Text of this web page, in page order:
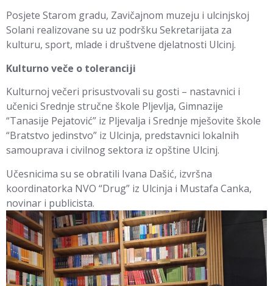
Posjete Starom gradu, Zavičajnom muzeju i ulcinjskoj
Solani realizovane su uz podršku Sekretarijata za
kulturu, sport, mlade i društvene djelatnosti Ulcinj.
Kulturno veče o toleranciji
Kulturnoj večeri prisustvovali su gosti – nastavnici i
učenici Srednje stručne škole Pljevlja, Gimnazije
“Tanasije Pejatović” iz Pljevalja i Srednje mješovite škole
“Bratstvo jedinstvo” iz Ulcinja, predstavnici lokalnih
samouprava i civilnog sektora iz opštine Ulcinj.
Učesnicima su se obratili Ivana Dašić, izvršna
koordinatorka NVO “Drug” iz Ulcinja i Mustafa Canka,
novinar i publicista.